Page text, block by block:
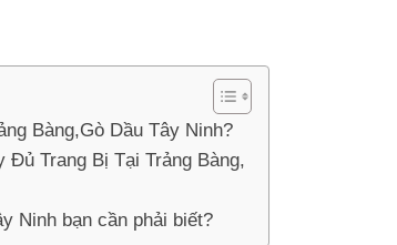
Bàng,Gò Dầu Tây Ninh?
Trang Bị Tại Trảng Bàng,
Ninh bạn cần phải biết?